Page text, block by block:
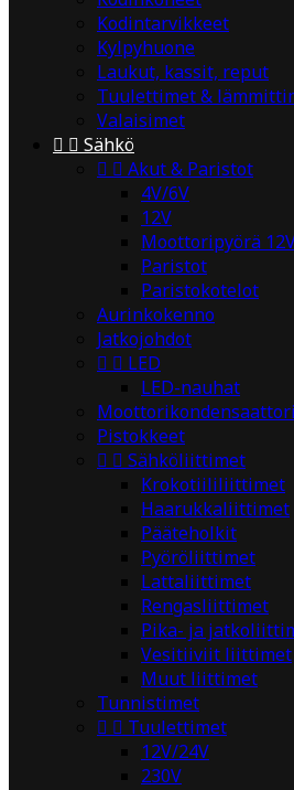
Kodintarvikkeet
Kylpyhuone
Laukut, kassit, reput
Tuulettimet &
Valaisimet
  Sähkö
  Akut & Paristot
4V/6V
12V
Moottoripyörä
Paristot
Paristokotelot
Aurinkokenno
Jatkojohdot
  LED
LED-nauhat
Pistokkeet
  Sähköliittimet
Krokotiililiittimet
Haarukkaliittimet
Pääteholkit
Pyöröliittimet
Lattaliittimet
Rengasliittimet
Pika- ja
Vesitiiviit liittimet
Muut liittimet
Tunnistimet
  Tuulettimet
12V/24V
230V